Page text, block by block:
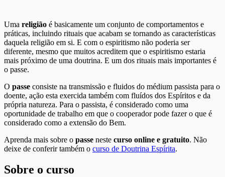
Uma religião é basicamente um conjunto de comportamentos e
práticas, incluindo rituais que acabam se tornando as características
daquela religião em si. E com o espiritismo não poderia ser
diferente, mesmo que muitos acreditem que o espiritismo estaria
mais próximo de uma doutrina. E um dos rituais mais importantes é
o passe.
O passe consiste na transmissão e fluidos do médium passista para o
doente, ação esta exercida também com fluídos dos Espíritos e da
própria natureza. Para o passista, é considerado como uma
oportunidade de trabalho em que o cooperador pode fazer o que é
considerado como a extensão do Bem.
Aprenda mais sobre o passe neste curso online e gratuito. Não
deixe de conferir também o curso de Doutrina Espírita.
Sobre o curso